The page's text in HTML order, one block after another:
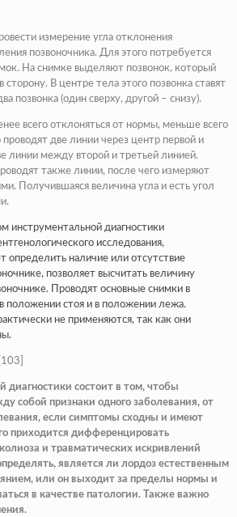
измерение угла отклонения
позвоночника. Для этого потребуется
На снимке выделяют позвонок, который
сторону. В центре тела этого позвонка ставят
позвонка (один сверху, другой – снизу).
всего отклоняться от нормы, меньше всего
две линии через центр первой и
линии между второй и третьей линией.
также линии, после чего измеряют
Получившаяся величина угла и есть угол
инструментальной диагностики
исследования,
определить наличие или отсутствие
позволяет высчитать величину
Проводят основные снимки в
положении стоя и в положении лежа.
не применяются, так как они
диагностики состоит в том, чтобы
собой признаки одного заболевания, от
если симптомы сходны и имеют
приходится дифференцировать
и травматических искривлений
является ли лордоз естественным
или он выходит за пределы нормы и
в качестве патологии. Также важно